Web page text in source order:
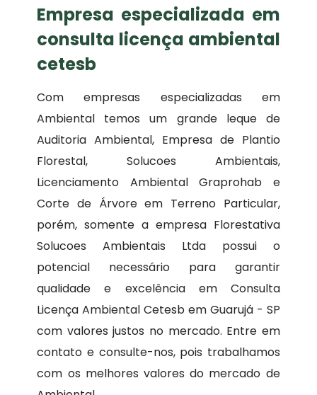
Empresa especializada em
consulta licença ambiental
cetesb
Com empresas especializadas em
Ambiental temos um grande leque de
Auditoria Ambiental, Empresa de Plantio
Florestal, Solucoes Ambientais,
Licenciamento Ambiental Graprohab e
Corte de Árvore em Terreno Particular,
porém, somente a empresa Florestativa
Solucoes Ambientais Ltda possui o
potencial necessário para garantir
qualidade e excelência em Consulta
Licença Ambiental Cetesb em Guarujá - SP
com valores justos no mercado. Entre em
contato e consulte-nos, pois trabalhamos
com os melhores valores do mercado de